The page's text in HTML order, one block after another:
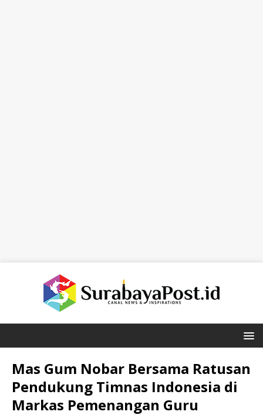
Mas Gum Nobar Bersama Ratusan
Pendukung Timnas Indonesia di
Markas Pemenangan Guru